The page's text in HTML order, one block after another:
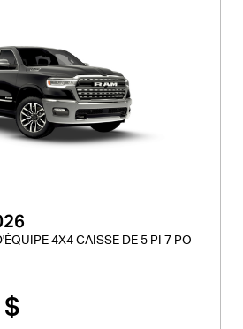
4X4 CAISSE DE 5 PI 7 PO